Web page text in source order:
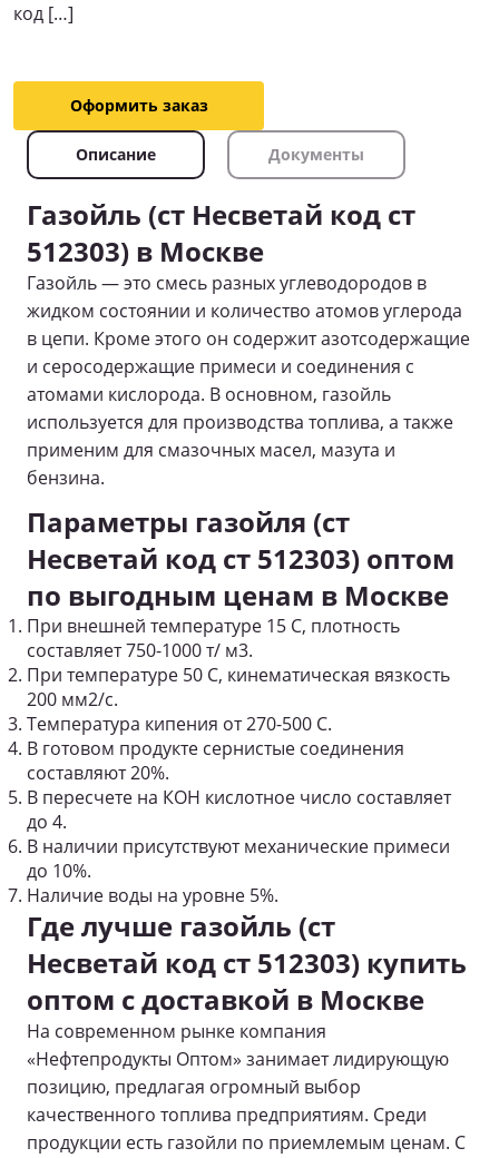
код […]
Оформить заказ
Описание Документы
Газойль (ст Несветай код ст
512303) в Москве
Газойль — это смесь разных углеводородов в
жидком состоянии и количество атомов углерода
в цепи. Кроме этого он содержит азотсодержащие
и серосодержащие примеси и соединения с
атомами кислорода. В основном, газойль
используется для производства топлива, а также
применим для смазочных масел, мазута и
бензина.
Параметры газойля (ст
Несветай код ст 512303) оптом
по выгодным ценам в Москве
При внешней температуре 15 С, плотность
составляет 750-1000 т/ м3.
При температуре 50 С, кинематическая вязкость
200 мм2/с.
Температура кипения от 270-500 С.
В готовом продукте сернистые соединения
составляют 20%.
В пересчете на КОН кислотное число составляет
до 4.
В наличии присутствуют механические примеси
до 10%.
Наличие воды на уровне 5%.
Где лучше газойль (ст
Несветай код ст 512303) купить
оптом с доставкой в Москве
На современном рынке компания
«Нефтепродукты Оптом» занимает лидирующую
позицию, предлагая огромный выбор
качественного топлива предприятиям. Среди
продукции есть газойли по приемлемым ценам. С